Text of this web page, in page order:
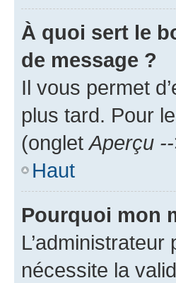
À quoi sert le
de message ?
Il vous permet
plus tard. Pour
(onglet Aperçu
Haut
Pourquoi mon
nécessite la